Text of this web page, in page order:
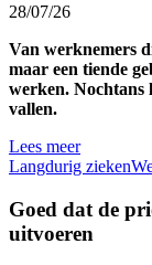
28/07/26
Van werknemers
maar een tiende
werken. Nochtans
vallen.
Lees meer
Langdurig zieken
Goed dat de
uitvoeren